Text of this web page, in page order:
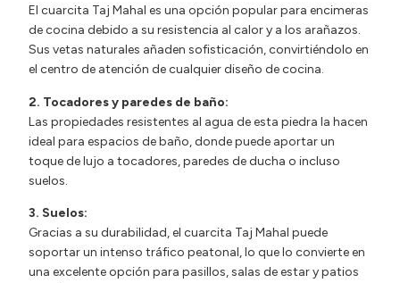
El cuarcita Taj Mahal es una opción popular para encimeras
de cocina debido a su resistencia al calor y a los arañazos.
Sus vetas naturales añaden sofisticación, convirtiéndolo en
el centro de atención de cualquier diseño de cocina.
2. Tocadores y paredes de baño:
Las propiedades resistentes al agua de esta piedra la hacen
ideal para espacios de baño, donde puede aportar un
toque de lujo a tocadores, paredes de ducha o incluso
suelos.
3. Suelos:
Gracias a su durabilidad, el cuarcita Taj Mahal puede
soportar un intenso tráfico peatonal, lo que lo convierte en
una excelente opción para pasillos, salas de estar y patios